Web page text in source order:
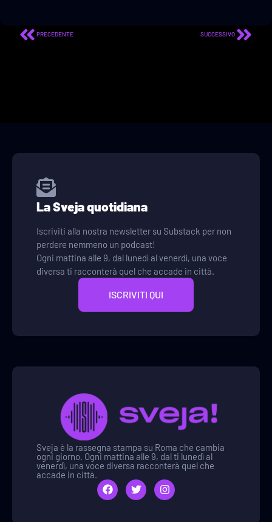
PRECEDENTE SUCCESSIVO
La Sveja quotidiana
Iscriviti alla nostra newsletter su Substack per non
perdere nemmeno un podcast!
Ogni mattina alle 9, dal lunedì al venerdì, una voce
diversa ti racconterà quel che accade in città.
ISCRIVITI QUI
Sveja è la rassegna stampa su Roma che cambia
ogni giorno. Ogni mattina alle 9, dal ti lunedì al
venerdì, una voce diversa racconterà quel che
accade in città.